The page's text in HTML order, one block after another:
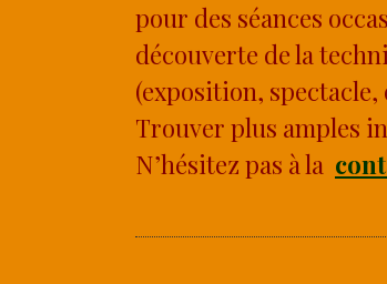
pour des séances
découverte de la
(exposition,
Trouver plus amples
N’hésitez pas à la